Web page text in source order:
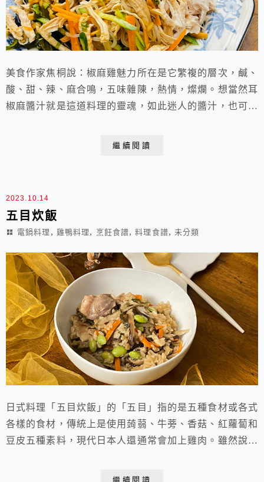
美食作家焦桐說：椒麻雞魅力所在是它繁複的層次，鹹、
酸、甜、辣、麻合鳴，五味雜陳，熱情，燦爛。想當然耳
椒麻醬汁就是這道料理的靈魂，如此迷人的醬汁，也可以
繼續閱讀
2023.10.14
五目炊飯
電鍋料理 , 雞鴨料理 , 烹飪食譜,料理食譜,未分類
日式料理「五目炊飯」的「五目」指的是五種食材或各式
各樣的食材，傳統上是使用蒟蒻、牛蒡、香菇、紅蘿蔔和
豆皮五種素料，現代日本人還通常會加上雞肉。雖然說生
繼續閱讀